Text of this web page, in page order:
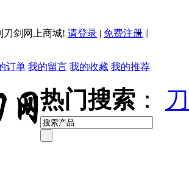
刀剑网上商城! 请登录 | 免费注册 ||
订单 我的留言 我的收藏 我的推荐
热门搜索 ：